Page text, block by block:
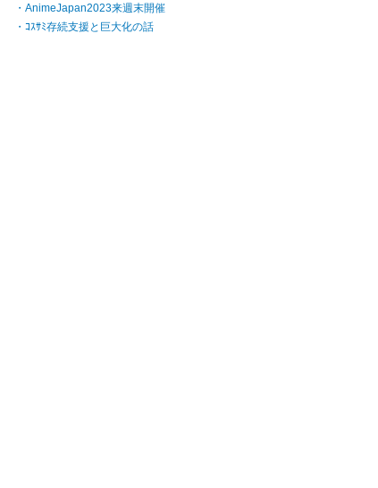
・AnimeJapan2023来週末開催
・ｺｽｻﾐ存続支援と巨大化の話